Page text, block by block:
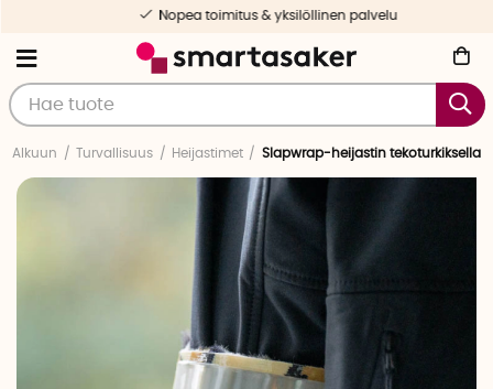
Nopea toimitus & yksilöllinen palvelu
Alkuun Turvallisuus Heijastimet Slapwrap-heijastin tekoturkiksella